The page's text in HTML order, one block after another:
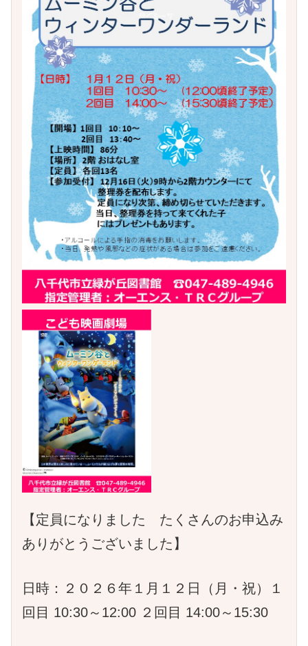
【定員になりました たくさんのお申込み
ありがとうございました】
日時：２０２６年１月１２日（月・祝）１
回目 10:30～12:00 ２回目 14:00～15:30